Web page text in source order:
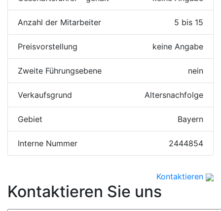
Anzahl der Mitarbeiter 5 bis 15
Preisvorstellung keine Angabe
Zweite Führungsebene nein
Verkaufsgrund Altersnachfolge
Gebiet Bayern
Interne Nummer 2444854
Kontaktieren
Kontaktieren Sie uns